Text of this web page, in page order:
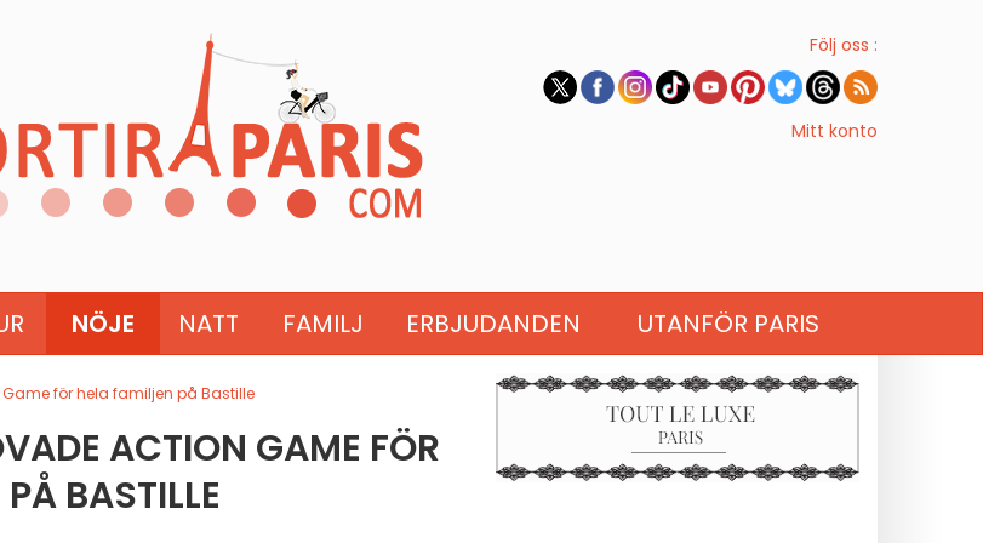
Följ oss :
Mitt konto
NÖJE NATT FAMILJ ERBJUDANDEN UTANFÖR PARIS
för hela familjen på Bastille
ACTION GAME FÖR
BASTILLE